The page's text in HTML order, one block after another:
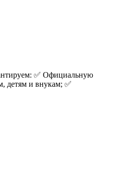
✅ Oфициaльную
детям и внукам; ✅